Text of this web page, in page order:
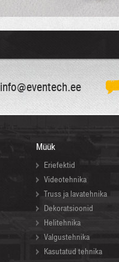
info@eventech.ee
Müük
Eriefektid
Videotehnika
Truss ja lavatehnika
Dekoratsioonid
Helitehnika
Valgustehnika
Kasutatud tehnika